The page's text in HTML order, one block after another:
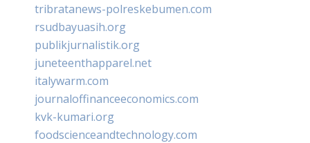
tribratanews-polreskebumen.com
rsudbayuasih.org
publikjurnalistik.org
juneteenthapparel.net
italywarm.com
journaloffinanceeconomics.com
kvk-kumari.org
foodscienceandtechnology.com